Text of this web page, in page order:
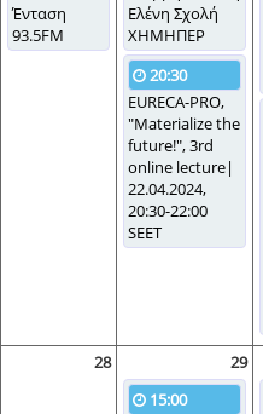
Ένταση
93.5FM
Ελένη Σχολή
ΧΗΜΗΠΕΡ
20:30
EURECA-PRO,
"Materialize the
future!", 3rd
online lecture|
22.04.2024,
20:30-22:00
SEET
28 29
15:00